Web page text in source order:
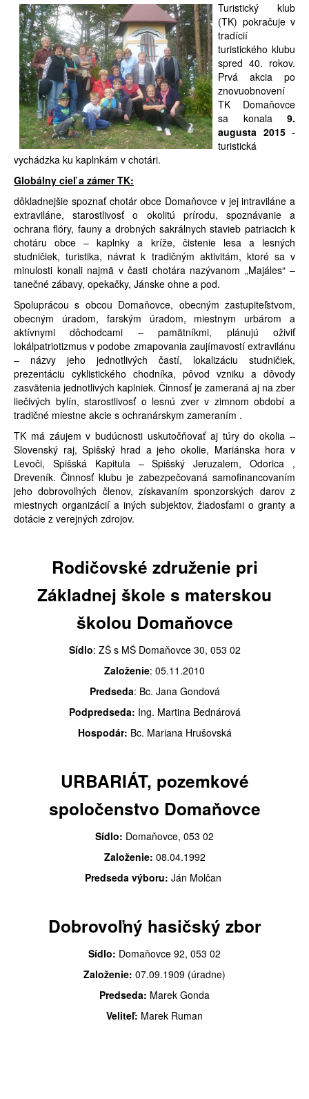
Turistický klub
(TK) pokračuje v
tradícií
turistického klubu
spred 40. rokov.
Prvá akcia po
znovuobnovení
TK Domaňovce
sa konala 9.
augusta 2015-
turistická
vychádzka ku kaplnkám v chotári.
Globálny cieľ a zámer TK:
dôkladnejšie spoznať chotár obce Domaňovce v jej intraviláne a
extraviláne, starostlivosť o okolitú prírodu, spoznávanie a
ochrana flóry, fauny a drobných sakrálnych stavieb patriacich k
chotáru obce – kaplnky a kríže, čistenie lesa a lesných
studničiek, turistika, návrat k tradičným aktivitám, ktoré sa v
minulosti konali najmä v časti chotára nazývanom „Majáles“ –
tanečné zábavy, opekačky, Jánske ohne a pod.
Spoluprácou s obcou Domaňovce, obecným zastupiteľstvom,
obecným úradom, farským úradom, miestnym urbárom a
aktívnymi dôchodcami – pamätníkmi, plánujú oživiť
lokálpatriotizmus v podobe zmapovania zaujímavostí extravilánu
– názvy jeho jednotlivých častí, lokalizáciu studničiek,
prezentáciu cyklistického chodníka, pôvod vzniku a dôvody
zasvätenia jednotlivých kaplniek. Činnosť je zameraná aj na zber
liečivých bylín, starostlivosť o lesnú zver v zimnom období a
tradičné miestne akcie s ochranárskym zameraním .
TK má záujem v budúcnosti uskutočňovať aj túry do okolia –
Slovenský raj, Spišský hrad a jeho okolie, Mariánska hora v
Levoči, Spišská Kapitula – Spišský Jeruzalem, Odorica ,
Dreveník. Činnosť klubu je zabezpečovaná samofinancovaním
jeho dobrovoľných členov, získavaním sponzorských darov z
miestnych organizácií a iných subjektov, žiadosťami o granty a
dotácie z verejných zdrojov.
Rodičovské združenie pri
Základnej škole s materskou
školou Domaňovce
Sídlo: ZŠ s MŠ Domaňovce 30, 053 02
Založenie: 05.11.2010
Predseda: Bc. Jana Gondová
Podpredseda: Ing. Martina Bednárová
Hospodár: Bc. Mariana Hrušovská
URBARIÁT, pozemkové
spoločenstvo Domaňovce
Sídlo: Domaňovce, 053 02
Založenie: 08.04.1992
Predseda výboru: Ján Molčan
Dobrovoľný hasičský zbor
Sídlo: Domaňovce 92, 053 02
Založenie: 07.09.1909 (úradne)
Predseda: Marek Gonda
Veliteľ: Marek Ruman